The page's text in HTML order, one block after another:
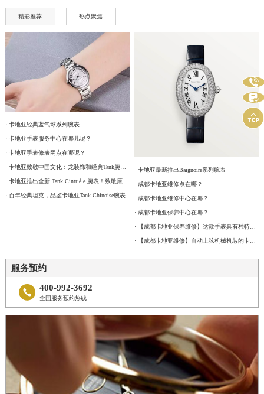
精彩推荐 热点聚焦
· 卡地亚经典蓝气球系列腕表
· 卡地亚手表服务中心在哪儿呢？
· 卡地亚手表修表网点在哪呢？
· 卡地亚致敬中国文化：龙装饰和经典Tank腕表献礼新年
· 卡地亚推出全新 Tank Cintr é e 腕表！致敬原型！
· 百年经典坦克，品鉴卡地亚Tank Chinoise腕表
· 卡地亚最新推出Baignoire系列腕表
· 成都卡地亚维修点在哪？
· 成都卡地亚维修中心在哪？
· 成都卡地亚保养中心在哪？
服务预约
 400-992-3692
全国服务预约热线


